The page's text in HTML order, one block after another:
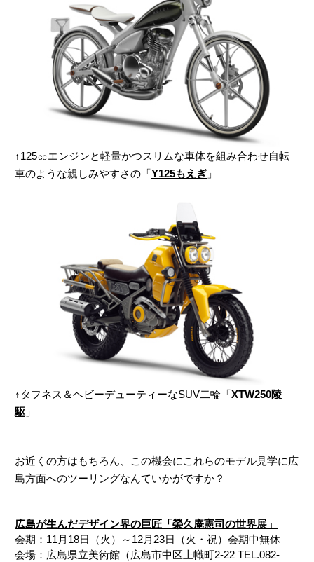
↑125㏄エンジンと軽量かつスリムな車体を組み合わせ自転
車のような親しみやすさの「Y125もえぎ 」
↑タフネス＆ヘビーデューティーなSUV二輪「XTW250陵
駆 」
お近くの方はもちろん、この機会にこれらのモデル見学に広
島方面へのツーリングなんていかがですか？
広島が生んだデザイン界の巨匠「榮久庵憲司の世界展」
会期：11月18日（火）～12月23日（火・祝）会期中無休
会場：広島県立美術館（広島市中区上幟町2-22 TEL.082-